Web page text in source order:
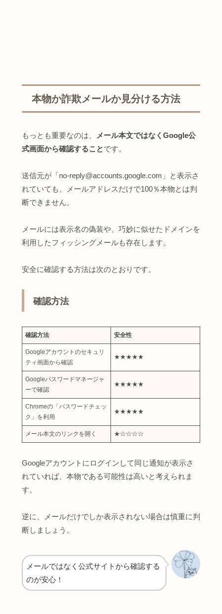
本物か詐欺メールか見分ける方法
もっとも重要なのは、
メール本文ではなくGoogle公
式画面から確認することです。
送信元が「no-reply@accounts.google.com」と表示さ
れていても、メールアドレスだけで100％本物とは判
断できません。
メールには表示名の偽装や、巧妙に似せたドメインを
利用したフィッシングメールも存在します。
安全に確認する方法は次のとおりです。
確認方法
確認方法 安全性
Googleアカウントのセキュリ
ティ画面から確認
★★★★★
Googleパスワードマネージャ
ーで確認
★★★★★
Chromeの「パスワードチェッ
ク」を利用
★★★★★
メール本文のリンクを開く ★☆☆☆☆
Googleアカウントにログインして同じ通知が表示さ
れていれば、本物である可能性は高いと考えられま
す。
逆に、メールだけでしか表示されない場合は慎重に判
断しましょう。
メールではなく公式サイトから確認する
のが安心！